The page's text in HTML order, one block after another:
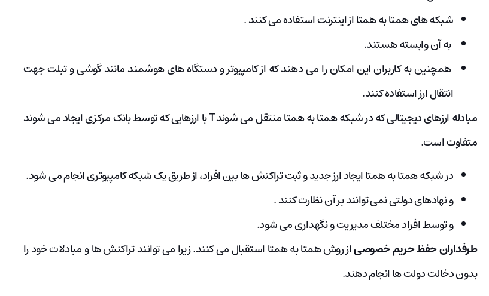
شبکه های همتا به همتا از اینترنت استفاده می کنند .
به آن وابسته هستند.
همچنین به کاربران این امکان را می دهند که از کامپیوتر و دستگاه های هوشمند مانند گوشی و تبلت جهت
انتقال ارز استفاده کنند.
مبادله ارزهای دیجیتالی که در شبکه همتا به همتا منتقل می شوندT با ارزهایی که توسط بانک مرکزی ایجاد می شوند
متفاوت است.
در شبکه همتا به همتا ایجاد ارز جدید و ثبت تراکنش ها بین افراد، از طریق یک شبکه کامپیوتری انجام می شود.
و نهادهای دولتی نمی توانند بر آن نظارت کنند .
و توسط افراد مختلف مدیریت و نگهداری می شود.
طرفداران حفظ حریم خصوصیاز روش همتا به همتا استقبال می کنند. زیرا می توانند تراکنش ها و مبادلات خود را
بدون دخالت دولت ها انجام دهند.